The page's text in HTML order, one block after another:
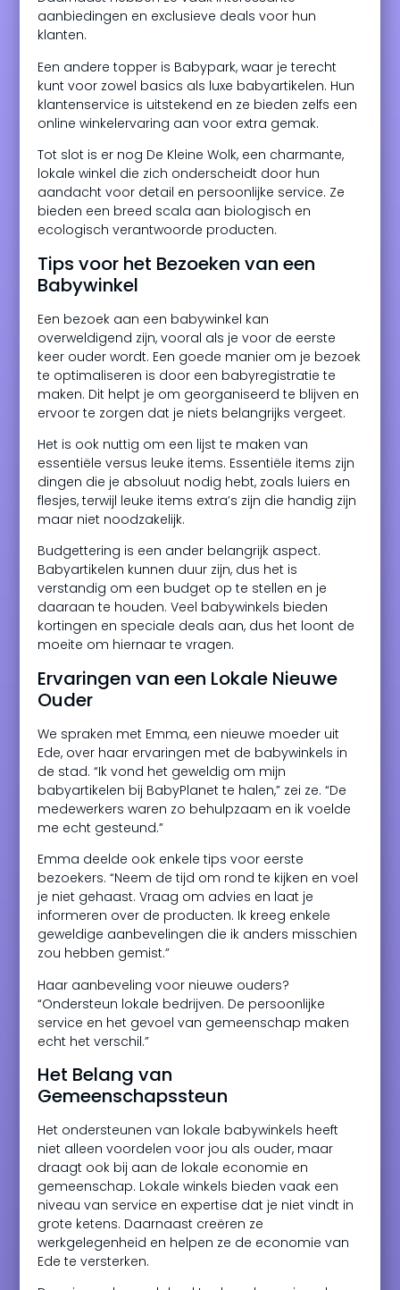
aanbiedingen en exclusieve deals voor hun
klanten.
Een andere topper is Babypark, waar je terecht
kunt voor zowel basics als luxe babyartikelen. Hun
klantenservice is uitstekend en ze bieden zelfs een
online winkelervaring aan voor extra gemak.
Tot slot is er nog De Kleine Wolk, een charmante,
lokale winkel die zich onderscheidt door hun
aandacht voor detail en persoonlijke service. Ze
bieden een breed scala aan biologisch en
ecologisch verantwoorde producten.
Tips voor het Bezoeken van een
Babywinkel
Een bezoek aan een babywinkel kan
overweldigend zijn, vooral als je voor de eerste
keer ouder wordt. Een goede manier om je bezoek
te optimaliseren is door een babyregistratie te
maken. Dit helpt je om georganiseerd te blijven en
ervoor te zorgen dat je niets belangrijks vergeet.
Het is ook nuttig om een lijst te maken van
essentiële versus leuke items. Essentiële items zijn
dingen die je absoluut nodig hebt, zoals luiers en
flesjes, terwijl leuke items extra’s zijn die handig zijn
maar niet noodzakelijk.
Budgettering is een ander belangrijk aspect.
Babyartikelen kunnen duur zijn, dus het is
verstandig om een budget op te stellen en je
daaraan te houden. Veel babywinkels bieden
kortingen en speciale deals aan, dus het loont de
moeite om hiernaar te vragen.
Ervaringen van een Lokale Nieuwe
Ouder
We spraken met Emma, een nieuwe moeder uit
Ede, over haar ervaringen met de babywinkels in
de stad. “Ik vond het geweldig om mijn
babyartikelen bij BabyPlanet te halen,” zei ze. “De
medewerkers waren zo behulpzaam en ik voelde
me echt gesteund.”
Emma deelde ook enkele tips voor eerste
bezoekers. “Neem de tijd om rond te kijken en voel
je niet gehaast. Vraag om advies en laat je
informeren over de producten. Ik kreeg enkele
geweldige aanbevelingen die ik anders misschien
zou hebben gemist.”
Haar aanbeveling voor nieuwe ouders?
“Ondersteun lokale bedrijven. De persoonlijke
service en het gevoel van gemeenschap maken
echt het verschil.”
Het Belang van
Gemeenschapssteun
Het ondersteunen van lokale babywinkels heeft
niet alleen voordelen voor jou als ouder, maar
draagt ook bij aan de lokale economie en
gemeenschap. Lokale winkels bieden vaak een
niveau van service en expertise dat je niet vindt in
grote ketens. Daarnaast creëren ze
werkgelegenheid en helpen ze de economie van
Ede te versterken.